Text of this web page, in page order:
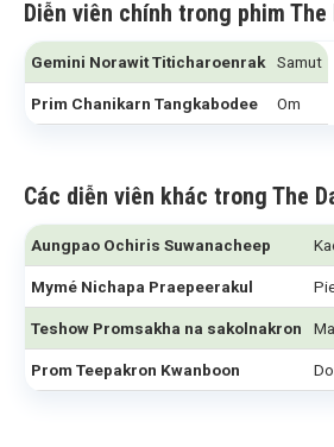
Diễn viên chính trong phim The
Gemini Norawit Titicharoenrak Samut
Prim Chanikarn Tangkabodee Om
Các diễn viên khác trong The
Aungpao Ochiris Suwanacheep
Mymé Nichapa Praepeerakul
Teshow Promsakha na sakolnakron
Prom Teepakron Kwanboon